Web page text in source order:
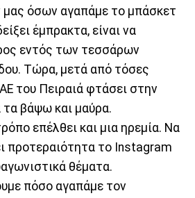
μας όσων αγαπάμε το μπάσκετ
έμπρακτα, είναι να
εντός των τεσσάρων
Τώρα, μετά από τόσες
του Πειραιά φτάσει στην
τα βάψω και μαύρα.
επέλθει και μια ηρεμία. Να
προτεραιότητα το Ιnstagram
θέματα.
πόσο αγαπάμε τον